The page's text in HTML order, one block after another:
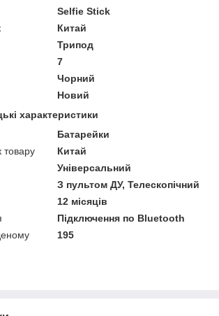
Selfie Stick
Китай
Трипод
7
Чорний
Новий
характеристики
Батарейки
товару
Китай
Універсальний
З пультом ДУ, Телескопічний
12 місяців
Підключення по Bluetooth
195